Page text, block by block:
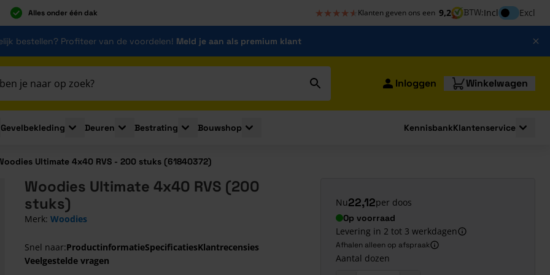
Alles onder één dak ★★★★★
★★★★★ Klanten geven ons een 9,2 BTW:InclInclusief btw
Excl
bestellen? Profiteer van de voordelen! Meld je aan als premium klant
Inloggen Winkelwagen
Plaatmaterialen
submenu for Isolatie
Gevelbekleding
Toggle submenu for Gevelbekleding
Deuren
Toggle submenu for Deuren
Bestrating
Toggle submenu for Bestrating
Bouwshop
Toggle submenu for Bouwshop
KennisbankKlantenservice
Ultimate 4x40 RVS - 200 stuks (61840372)
Woodies Ultimate 4x40 RVS (200
stuks)
Merk: Woodies
Snel naar:ProductinformatieSpecificatiesKlantrecensies
Veelgestelde vragen
Nu22,12per doos
Op voorraad
Levering in 2 tot 3 werkdagen
Afhalen alleen op afspraak
Aantal dozen